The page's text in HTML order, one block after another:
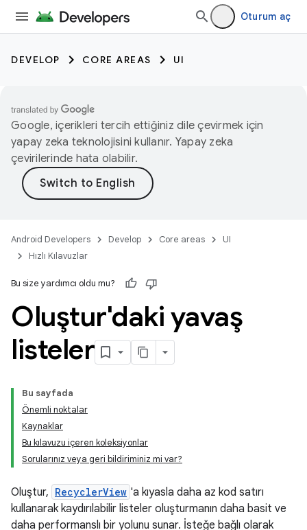
Oturum aç
DEVELOP CORE AREAS UI
Google, içerikleri tercih ettiğiniz dile çevirmek için
yapay zeka teknolojisini kullanır. Yapay zeka
çevirilerinde hata olabilir.
Android Developers Develop Core areas
UI
Hızlı Kılavuzlar
Bu size yardımcı oldu mu?
Oluştur'daki yavaş
listeler
Bu sayfada
Önemli noktalar
Kaynaklar
Bu kılavuzu içeren koleksiyonlar
Sorularınız veya geri bildiriminiz mi var?
Oluştur, RecyclerView 'a kıyasla daha az kod satırı
kullanarak kaydırılabilir listeler oluşturmanın daha basit ve
daha performanslı bir yolunu sunar. İsteğe bağlı olarak